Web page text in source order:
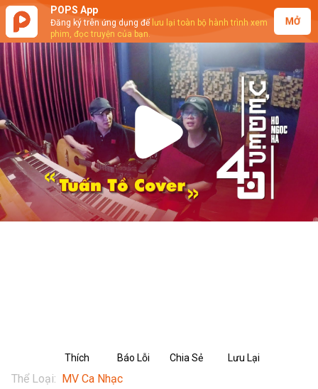
POPS App
Đăng ký trên ứng dụng để lưu lại toàn bộ hành trình xem
phim, đọc truyện của bạn.
MỞ
Play
Video
Thích Báo Lỗi Chia Sẻ Lưu Lại
Thể Loại: MV Ca Nhạc